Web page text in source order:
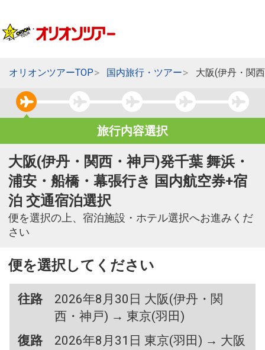
オリオンツアーTOP 国内旅行・ツアー 大阪(伊丹・関
旅行内容選択
大阪(伊丹・関西・神戸)発千葉 舞浜・
浦安・船橋・幕張行き 国内航空券+宿
泊 交通宿泊選択
便を選択の上、宿泊施設・ホテル選択へお進みくだ
さい
便を選択してください
往路
2026年8月30日 大阪(伊丹・関
西・神戸) → 東京(羽田)
復路
2026年8月31日 東京(羽田) → 大阪